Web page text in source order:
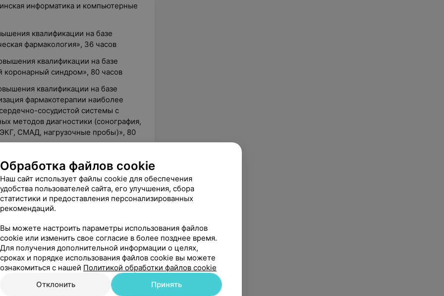
информатика и компьютерные
квалификации на базе
фармакология», 36 часов
квалификации на базе
синдром», 80 часов
квалификации на базе
фармакотерапии наиболее
сосудистой системы с
методов диагностики (сонография,
СМАД, нагрузочные пробы)», 80
комплексом QRS: критерии
путям», SMART DOKTOR,
широким комплексом QRS:
Минск
ЖТ и ЖЭС индуцированная
г. Минск
болезни сердца, часть 1, часть 2»,
кардиомиопатии», SMART
Обработка файлов cookie
Наш сайт использует файлы cookie для обеспечения
удобства пользователей сайта, его улучшения, сбора
статистики и предоставления персонализированных
рекомендаций.
Вы можете настроить параметры использования файлов
cookie или изменить свое согласие в более позднее время.
Для получения дополнительной информации о целях,
сроках и порядке использования файлов cookie вы можете
ознакомиться с нашей Политикой обработки файлов cookie
Отклонить
Принять